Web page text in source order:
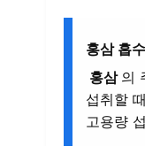
홍삼 흡
홍삼 의
섭취할
고용량